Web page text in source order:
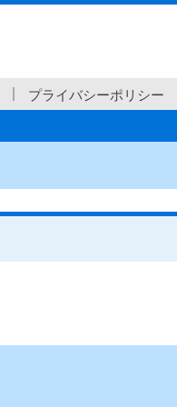
プライバシーポリシー